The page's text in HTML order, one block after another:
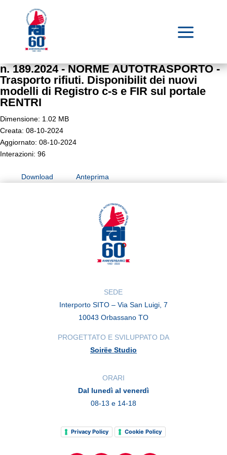
a
n. 189.2024 - NORME AUTOTRASPORTO -
Trasporto rifiuti. Disponibilit dei nuovi
modelli di Registro c-s e FIR sul portale
RENTRI
Dimensione: 1.02 MB
Creata: 08-10-2024
Aggiornato: 08-10-2024
Interazioni: 96
Download Anteprima
SEDE
Interporto SITO – Via San Luigi, 7
10043 Orbassano TO
PROGETTATO E SVILUPPATO DA
Soirëe Studio
ORARI
Dal lunedì al venerdì
08-13 e 14-18
Privacy Policy Cookie Policy